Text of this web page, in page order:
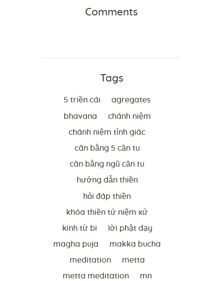
Comments
Tags
5 triền cái agregates
bhavana chánh niệm
chánh niệm tỉnh giác
cân bằng 5 căn tu
cân bằng ngũ căn tu
hướng dẫn thiền
hỏi đáp thiền
khóa thiền tứ niệm xứ
kinh từ bi lời phật dạy
magha puja makka bucha
meditation metta
metta meditation mn